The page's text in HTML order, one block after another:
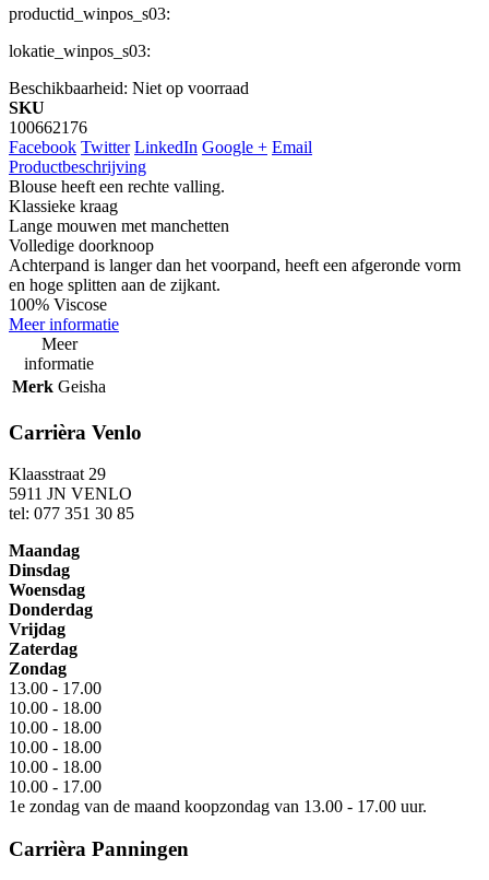
productid_winpos_s03:
lokatie_winpos_s03:
Beschikbaarheid: Niet op voorraad
SKU
100662176
Facebook Twitter LinkedIn Google + Email
Productbeschrijving
Blouse heeft een rechte valling.
Klassieke kraag
Lange mouwen met manchetten
Volledige doorknoop
Achterpand is langer dan het voorpand, heeft een afgeronde vorm
en hoge splitten aan de zijkant.
100% Viscose
Meer informatie
Meer
informatie
Merk Geisha
Carrièra Venlo
Klaasstraat 29
5911 JN VENLO
tel: 077 351 30 85
Maandag
Dinsdag
Woensdag
Donderdag
Vrijdag
Zaterdag
Zondag
13.00 - 17.00
10.00 - 18.00
10.00 - 18.00
10.00 - 18.00
10.00 - 18.00
10.00 - 17.00
1e zondag van de maand koopzondag van 13.00 - 17.00 uur.
Carrièra Panningen